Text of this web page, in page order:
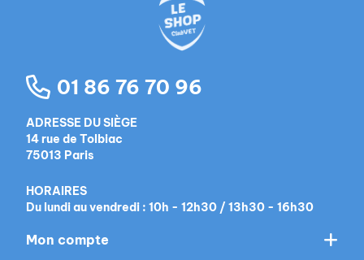
01 86 76 70 96
ADRESSE DU SIÈGE
14 rue de Tolbiac
75013 Paris
HORAIRES
Du lundi au vendredi : 10h - 12h30 / 13h30 - 16h30
Mon compte